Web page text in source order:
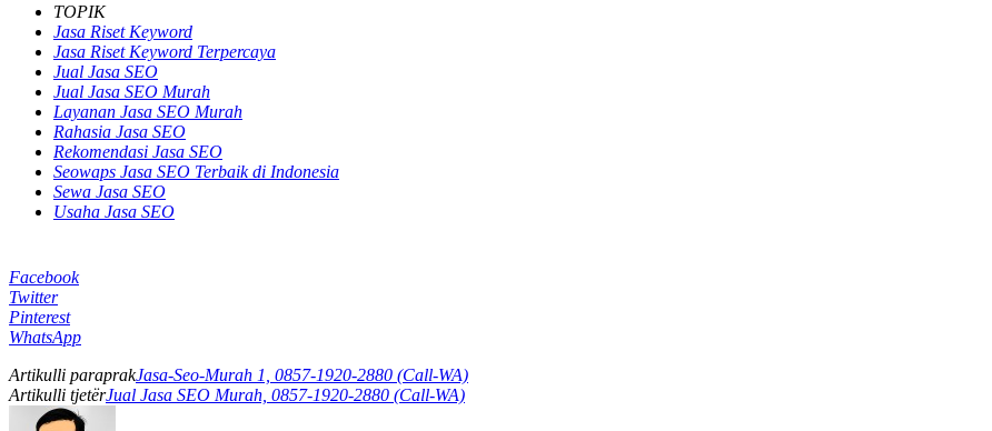
TOPIK
Jasa Riset Keyword
Jasa Riset Keyword Terpercaya
Jual Jasa SEO
Jual Jasa SEO Murah
Layanan Jasa SEO Murah
Rahasia Jasa SEO
Rekomendasi Jasa SEO
Seowaps Jasa SEO Terbaik di Indonesia
Sewa Jasa SEO
Usaha Jasa SEO
Facebook
Twitter
Pinterest
WhatsApp
Artikulli paraprakJasa-Seo-Murah 1, 0857-1920-2880 (Call-WA)
Artikulli tjetërJual Jasa SEO Murah, 0857-1920-2880 (Call-WA)